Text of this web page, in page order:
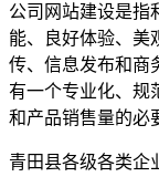
公司网站建设是指
能、良好体验、美
传、信息发布和商
有一个专业化、规
和产品销售量的必
青田县各级各类企